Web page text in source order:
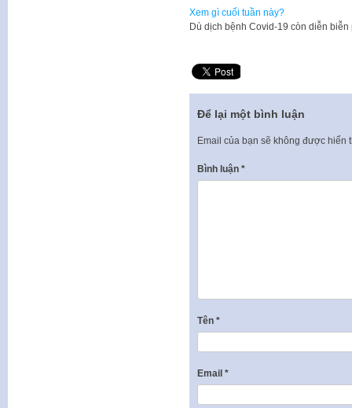
Xem gì cuối tuần này?
Dù dịch bệnh Covid-19 còn diễn
Để lại một bình luận
Email của bạn sẽ không được hiển
Bình luận *
Tên *
Email *